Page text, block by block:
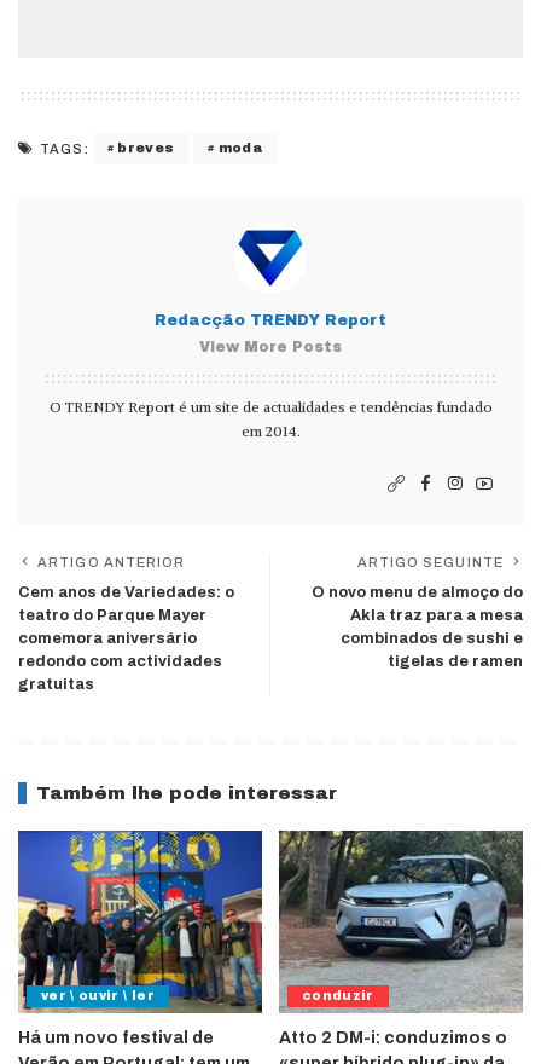
TAGS: breves moda
Redacção TRENDY Report
View More Posts
O TRENDY Report é um site de actualidades e tendências fundado
em 2014.
ARTIGO ANTERIOR
Cem anos de Variedades: o
teatro do Parque Mayer
comemora aniversário
redondo com actividades
gratuitas
ARTIGO SEGUINTE
O novo menu de almoço do
Akla traz para a mesa
combinados de sushi e
tigelas de ramen
Também lhe pode interessar
ver \ ouvir \ ler
Há um novo festival de
conduzir
Atto 2 DM-i: conduzimos o